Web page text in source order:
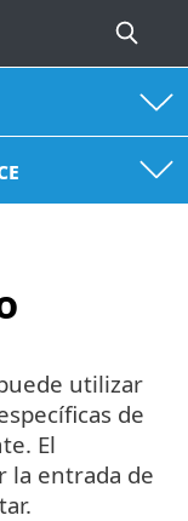
utilizar
de
El
la entrada de